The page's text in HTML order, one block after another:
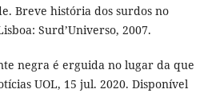
Breve história dos surdos no
Surd’Universo, 2007.
negra é erguida no lugar da que
UOL, 15 jul. 2020. Disponível